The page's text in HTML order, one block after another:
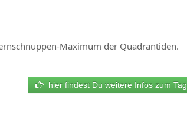
Maximum der Quadrantiden.
hier findest Du weitere Infos zum Tag